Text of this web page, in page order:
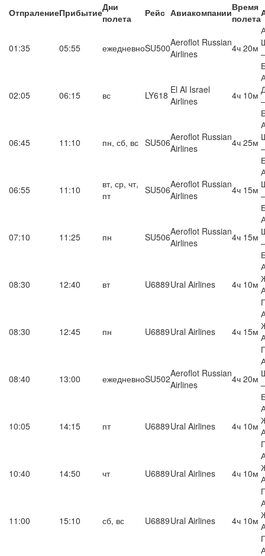
ОтпралениеПрибытиеДни
полета
Рейс АвиакомпанииВремя
полета
01:35 05:55 ежедневноSU500Aeroflot Russian
Airlines
4ч 20м
02:05 06:15 вс LY618 El Al Israel
Airlines
4ч 10м
06:45 11:10 пн, сб, вс SU506Aeroflot Russian
Airlines
4ч 25м
06:55 11:10
вт, ср, чт,
пт
SU506Aeroflot Russian
Airlines
4ч 15м
07:10 11:25 пн SU506Aeroflot Russian
Airlines
4ч 15м
08:30 12:40 вт U6889Ural Airlines 4ч 10м
08:30 12:45 пн U6889Ural Airlines 4ч 15м
08:40 13:00 ежедневноSU502Aeroflot Russian
Airlines
4ч 20м
10:05 14:15 пт U6889Ural Airlines 4ч 10м
10:40 14:50 чт U6889Ural Airlines 4ч 10м
11:00 15:10 сб, вс U6889Ural Airlines 4ч 10м